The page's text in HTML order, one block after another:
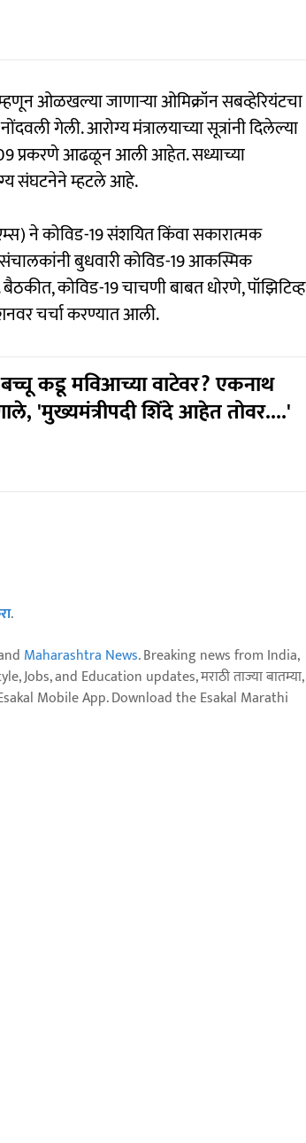
ओळखल्या जाणार्‍या ओमिक्रॉन सबव्हेरियंटचा
गेली. आरोग्य मंत्रालयाच्या सूत्रांनी दिलेल्या
109 प्रकरणे आढळून आली आहेत. सध्याच्या
संघटनेने म्हटले आहे.
ने कोविड-19 संशयित किंवा सकारात्मक
संचालकांनी बुधवारी कोविड-19 आकस्मिक
कोविड-19 चाचणी बाबत धोरणे, पॉझिटिव्ह
चर्चा करण्यात आली.
कडू मविआच्या वाटेवर? एकनाथ
'मुख्यमंत्रीपदी शिंदे आहेत तोवर....'
.
Maharashtra News. Breaking news from India,
and Education updates, मराठी ताज्या बातम्या,
Esakal Mobile App. Download the Esakal Marathi